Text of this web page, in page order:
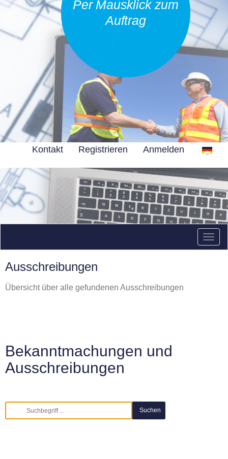
Per Mausklick zum
Auftrag
Kontakt Registrieren Anmelden
Ausschreibungen
Übersicht über alle gefundenen Ausschreibungen
Bekanntmachungen und
Ausschreibungen